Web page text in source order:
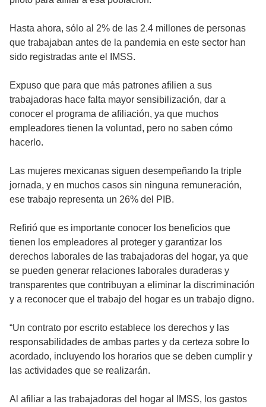
Hasta ahora, sólo al 2% de las 2.4 millones de personas
que trabajaban antes de la pandemia en este sector han
sido registradas ante el IMSS.
Expuso que para que más patrones afilien a sus
trabajadoras hace falta mayor sensibilización, dar a
conocer el programa de afiliación, ya que muchos
empleadores tienen la voluntad, pero no saben cómo
hacerlo.
Las mujeres mexicanas siguen desempeñando la triple
jornada, y en muchos casos sin ninguna remuneración,
ese trabajo representa un 26% del PIB.
Refirió que es importante conocer los beneficios que
tienen los empleadores al proteger y garantizar los
derechos laborales de las trabajadoras del hogar, ya que
se pueden generar relaciones laborales duraderas y
transparentes que contribuyan a eliminar la discriminación
y a reconocer que el trabajo del hogar es un trabajo digno.
“Un contrato por escrito establece los derechos y las
responsabilidades de ambas partes y da certeza sobre lo
acordado, incluyendo los horarios que se deben cumplir y
las actividades que se realizarán.
Al afiliar a las trabajadoras del hogar al IMSS, los gastos